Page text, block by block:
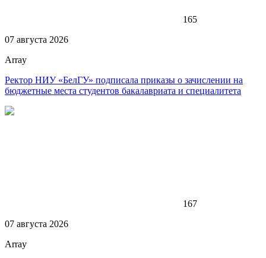
165
07 августа 2026
Array
Ректор НИУ «БелГУ» подписала приказы о зачислении на
бюджетные места студентов бакалавриата и специалитета
167
07 августа 2026
Array